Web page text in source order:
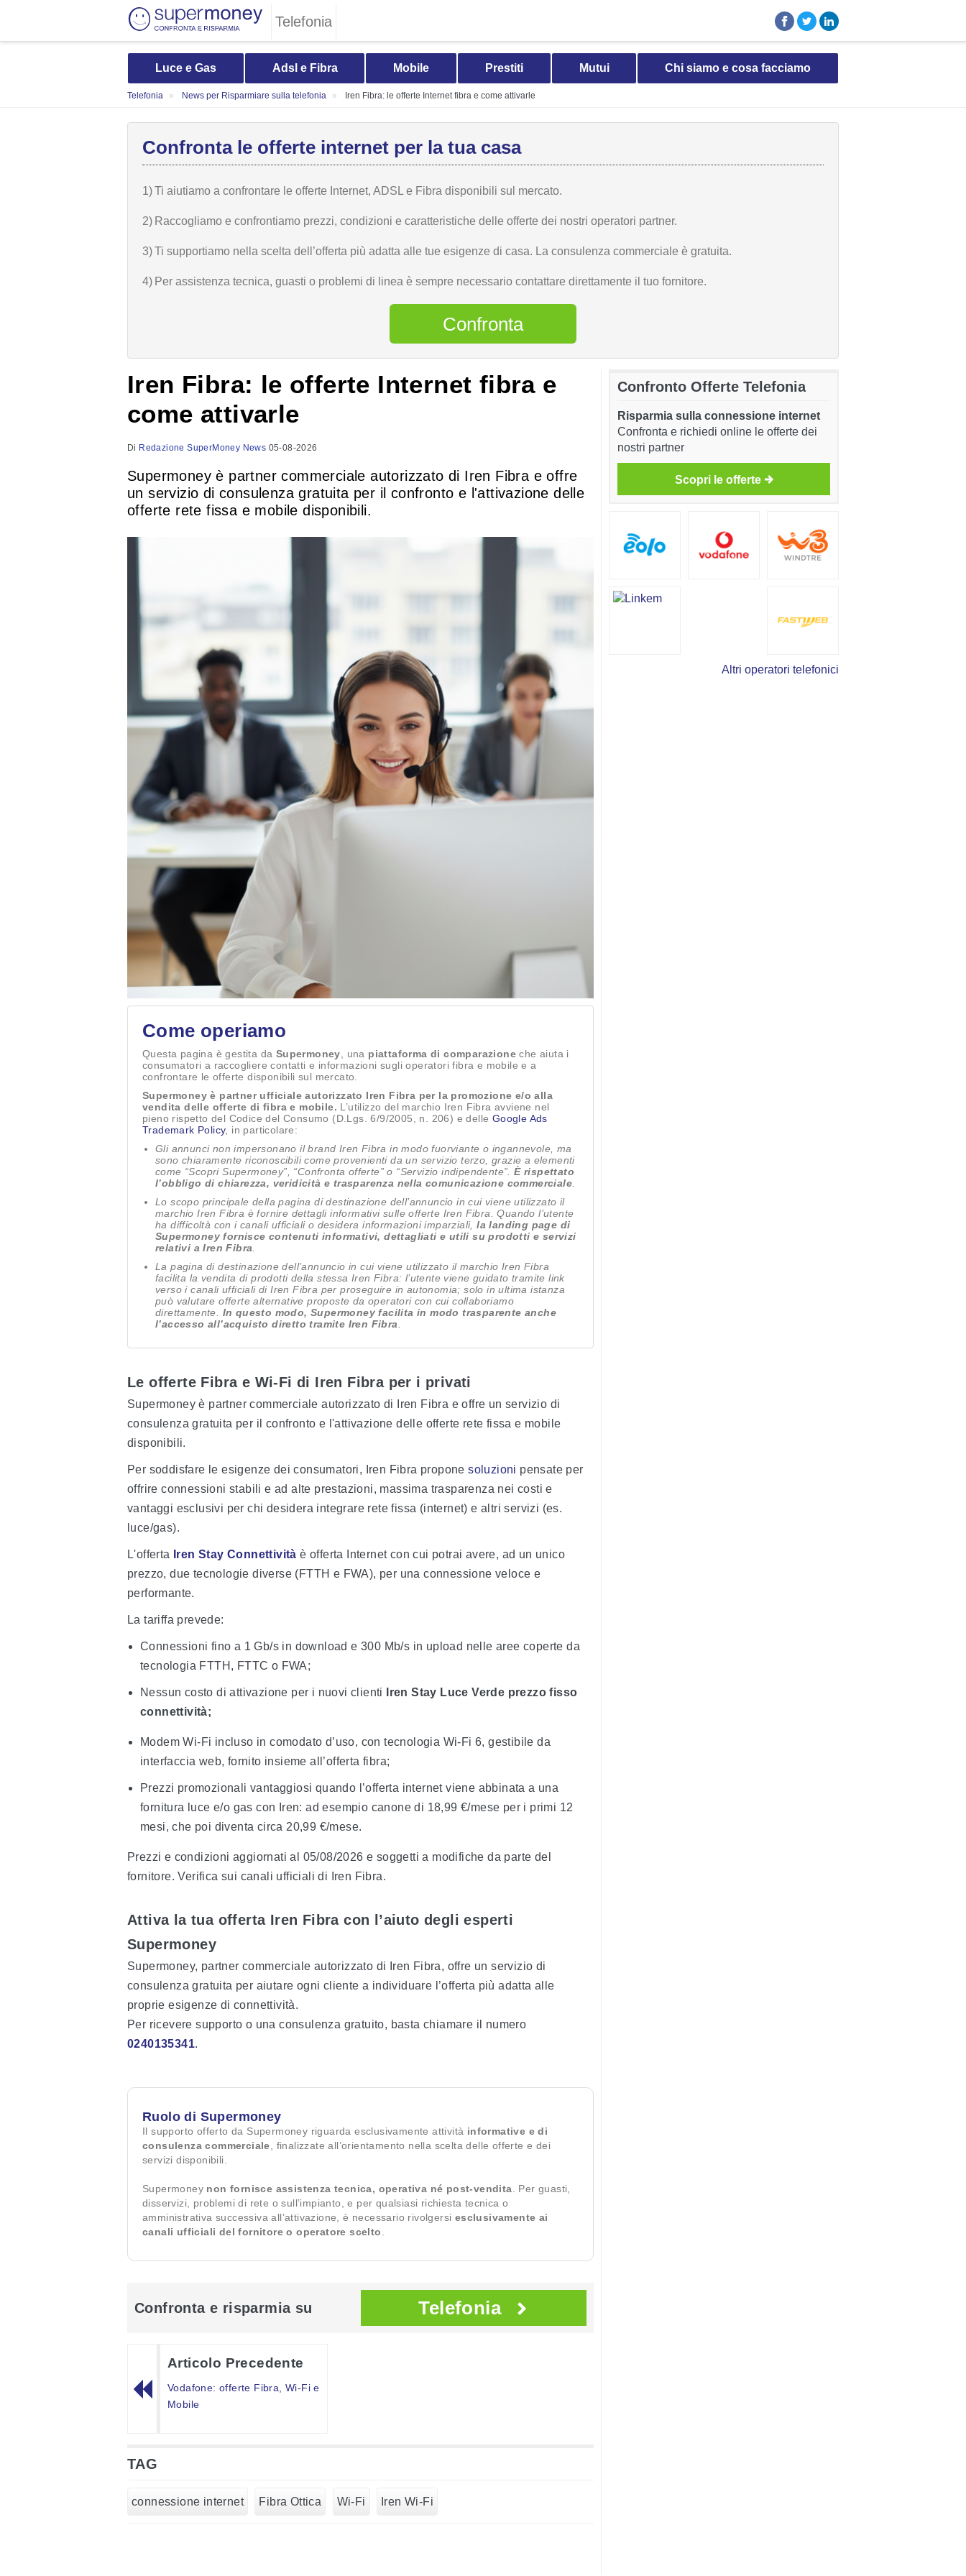
Telefonia
Luce e Gas Adsl e Fibra Mobile Prestiti Mutui Chi siamo e cosa facciamo
Telefonia News per Risparmiare sulla telefonia Iren Fibra: le offerte Internet fibra e come attivarle
Confronta le offerte internet per la tua casa
1)Ti aiutiamo a confrontare le offerte Internet, ADSL e Fibra disponibili sul mercato.
2) Raccogliamo e confrontiamo prezzi, condizioni e caratteristiche delle offerte dei nostri operatori partner.
3)Ti supportiamo nella scelta dell’offerta più adatta alle tue esigenze di casa. La consulenza commerciale è gratuita.
4) Per assistenza tecnica, guasti o problemi di linea è sempre necessario contattare direttamente il tuo fornitore.
Confronta
Iren Fibra: le offerte Internet fibra e
come attivarle
Di Redazione SuperMoney News 05-08-2026
Supermoney è partner commerciale autorizzato di Iren Fibra e offre
un servizio di consulenza gratuita per il confronto e l'attivazione delle
offerte rete fissa e mobile disponibili.
Come operiamo
Questa pagina è gestita da Supermoney , una piattaforma di comparazione che aiuta i
consumatori a raccogliere contatti e informazioni sugli operatori fibra e mobile e a
confrontare le offerte disponibili sul mercato.
Supermoney è partner ufficiale autorizzato Iren Fibra per la promozione e/o alla
vendita delle offerte di fibra e mobile. L’utilizzo del marchio Iren Fibra avviene nel
pieno rispetto del Codice del Consumo (D.Lgs. 6/9/2005, n. 206) e delle Google Ads
Trademark Policy, in particolare:
Gli annunci non impersonano il brand Iren Fibra in modo fuorviante o ingannevole, ma
sono chiaramente riconoscibili come provenienti da un servizio terzo, grazie a elementi
come “Scopri Supermoney”, “Confronta offerte” o “Servizio indipendente”.È rispettato
l’obbligo di chiarezza, veridicità e trasparenza nella comunicazione commerciale
Lo scopo principale della pagina di destinazione dell’annuncio in cui viene utilizzato il
marchio Iren Fibra è fornire dettagli informativi sulle offerte Iren Fibra. Quando l’utente
ha difficoltà con i canali ufficiali o desidera informazioni imparziali,la landing page di
Supermoney fornisce contenuti informativi, dettagliati e utili su prodotti e servizi
relativi a Iren Fibra
La pagina di destinazione dell’annuncio in cui viene utilizzato il marchio Iren Fibra
facilita la vendita di prodotti della stessa Iren Fibra: l’utente viene guidato tramite link
verso i canali ufficiali di Iren Fibra per proseguire in autonomia; solo in ultima istanza
può valutare offerte alternative proposte da operatori con cui collaboriamo
direttamente. In questo modo, Supermoney facilita in modo trasparente anche
l’accesso all’acquisto diretto tramite Iren Fibra
Le offerte Fibra e Wi-Fi di Iren Fibra per i privati
Supermoney è partner commerciale autorizzato di Iren Fibra e offre un servizio di
consulenza gratuita per il confronto e l'attivazione delle offerte rete fissa e mobile
disponibili.
Per soddisfare le esigenze dei consumatori, Iren Fibra proponesoluzioni pensate per
offrire connessioni stabili e ad alte prestazioni, massima trasparenza nei costi e
vantaggi esclusivi per chi desidera integrare rete fissa (internet) e altri servizi (es.
luce/gas).
L'offerta Iren Stay Connettivitàè offerta Internet con cui potrai avere, ad un unico
prezzo, due tecnologie diverse (FTTH e FWA), per una connessione veloce e
performante.
La tariffa prevede:
Connessioni fino a 1 Gb/s in download e 300 Mb/s in upload nelle aree coperte da
tecnologia FTTH, FTTC o FWA;
Nessun costo di attivazione per i nuovi clienti
Iren Stay Luce Verde prezzo fisso
connettività;
Modem Wi-Fi incluso in comodato d’uso, con tecnologia Wi-Fi 6, gestibile da
interfaccia web, fornito insieme all’offerta fibra;
Prezzi promozionali vantaggiosi quando l’offerta internet viene abbinata a una
fornitura luce e/o gas con Iren: ad esempio canone di 18,99 €/mese per i primi 12
mesi, che poi diventa circa 20,99 €/mese.
Prezzi e condizioni aggiornati al 05/08/2026 e soggetti a modifiche da parte del
fornitore. Verifica sui canali ufficiali di Iren Fibra.
Attiva la tua offerta Iren Fibra con l’aiuto degli esperti
Supermoney
Supermoney, partner commerciale autorizzato di Iren Fibra, offre un servizio di
consulenza gratuita per aiutare ogni cliente a individuare l’offerta più adatta alle
proprie esigenze di connettività.
Per ricevere supporto o una consulenza gratuito, basta chiamare il numero
0240135341.
Ruolo di Supermoney
Il supporto offerto da Supermoney riguarda esclusivamente attività informative e di
consulenza commerciale , finalizzate all’orientamento nella scelta delle offerte e dei
servizi disponibili.
Supermoney non fornisce assistenza tecnica, operativa né post-vendita . Per guasti,
disservizi, problemi di rete o sull’impianto, e per qualsiasi richiesta tecnica o
amministrativa successiva all’attivazione, è necessario rivolgersi esclusivamente ai
canali ufficiali del fornitore o operatore scelto
Confronta e risparmia su Telefonia
Articolo Precedente
Vodafone: offerte Fibra, Wi-Fi e
Mobile
TAG
connessione internet Fibra Ottica Wi-Fi Iren Wi-Fi
Confronto Offerte Telefonia
Risparmia sulla connessione internet
Confronta e richiedi online le offerte dei
nostri partner
Scopri le offerte
Altri operatori telefonici